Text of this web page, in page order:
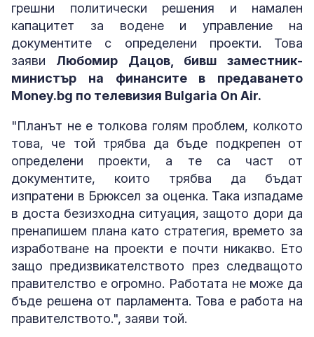
грешни политически решения и намален
капацитет за водене и управление на
документите с определени проекти. Това
заяви Любомир Дацов, бивш заместник-
министър на финансите в предаването
Money.bg по телевизия Bulgaria On Air.
"Планът не е толкова голям проблем, колкото
това, че той трябва да бъде подкрепен от
определени проекти, а те са част от
документите, които трябва да бъдат
изпратени в Брюксел за оценка. Така изпадаме
в доста безизходна ситуация, защото дори да
пренапишем плана като стратегия, времето за
изработване на проекти е почти никакво. Ето
защо предизвикателството през следващото
правителство е огромно. Работата не може да
бъде решена от парламента. Това е работа на
правителството.", заяви той.